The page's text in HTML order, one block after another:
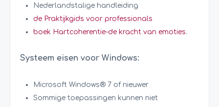
Nederlandstalige handleiding
de Praktijkgids voor professionals
boek Hartcoherentie-de kracht van emoties.
Systeem eisen voor Windows:
Microsoft Windows® 7 of nieuwer
Sommige toepassingen kunnen niet